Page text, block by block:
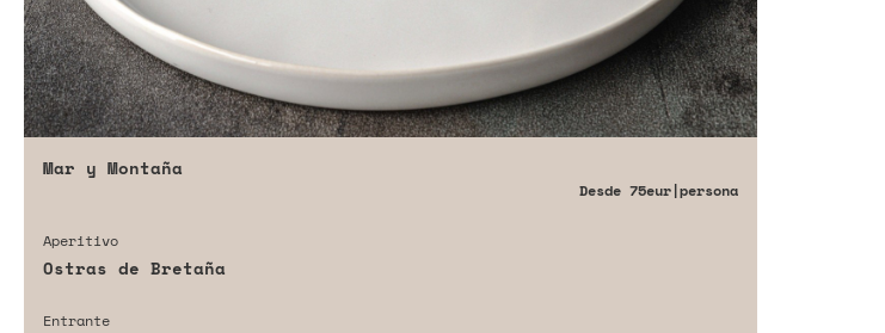
Mar y Montaña
Desde 75eur|persona
Aperitivo
Ostras de Bretaña
Entrante